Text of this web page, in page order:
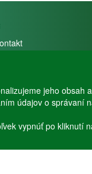
firme
jeho obsah
údajov o správaní
vypnúť po kliknutí